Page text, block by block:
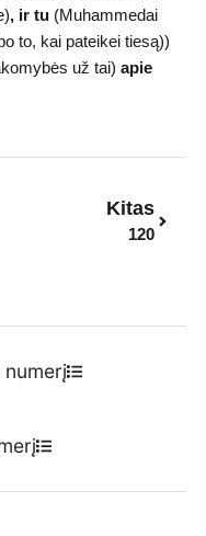
, ir tu(Muhammedai
to, kai pateikei tiesą))
už tai) apie
Kitas
120